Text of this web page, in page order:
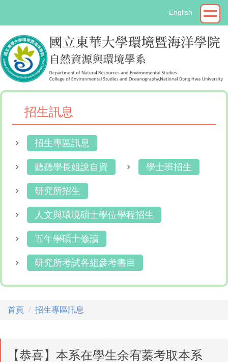
要
內
容
區
English
招生訊息
招生專區訊息
聽聽學長姐說自資 學士班招生
研究所招生
人文與環境碩士學位學程招生
五年學碩士修讀
研究所考試各組參考書目
首頁 招生專區訊息
【恭喜】本系在學生余宥蓁考取本系